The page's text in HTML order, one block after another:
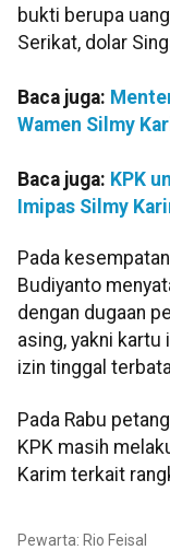
bukti berupa
Serikat, dolar
Baca juga:
Wamen Silmy
Baca juga: KPK
Imipas Silmy
Pada
Budiyanto
dengan dugaan
asing, yakni kartu
izin tinggal
Pada Rabu
KPK masih
Karim terkait
Pewarta: Rio Feisal